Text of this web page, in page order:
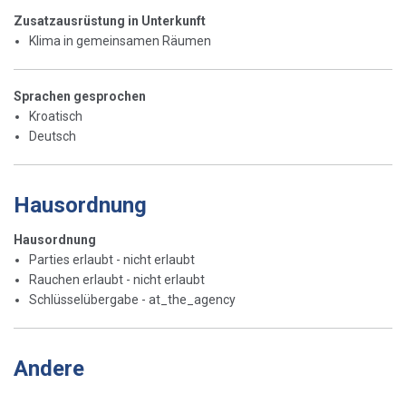
Zusatzausrüstung in Unterkunft
Klima in gemeinsamen Räumen
Sprachen gesprochen
Kroatisch
Deutsch
Hausordnung
Hausordnung
Parties erlaubt - nicht erlaubt
Rauchen erlaubt - nicht erlaubt
Schlüsselübergabe - at_the_agency
Andere